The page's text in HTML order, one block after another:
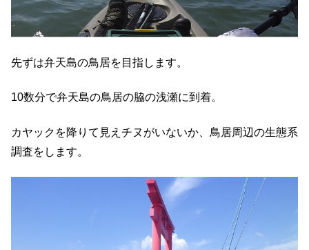
先ずは弁天島の鳥居を目指します。
10数分で弁天島の鳥居の脇の浅瀬に到着。
カヤックを降りて見えチヌがいないか、鳥居周辺の生態系
調査をします。